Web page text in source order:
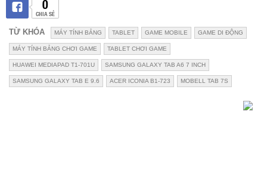
0
CHIA SẺ
TỪ KHÓA MÁY TÍNH BẢNG TABLET GAME MOBILE GAME DI ĐỘNG
MÁY TÍNH BẢNG CHƠI GAME TABLET CHƠI GAME
HUAWEI MEDIAPAD T1-701U SAMSUNG GALAXY TAB A6 7 INCH
SAMSUNG GALAXY TAB E 9.6 ACER ICONIA B1-723 MOBELL TAB 7S